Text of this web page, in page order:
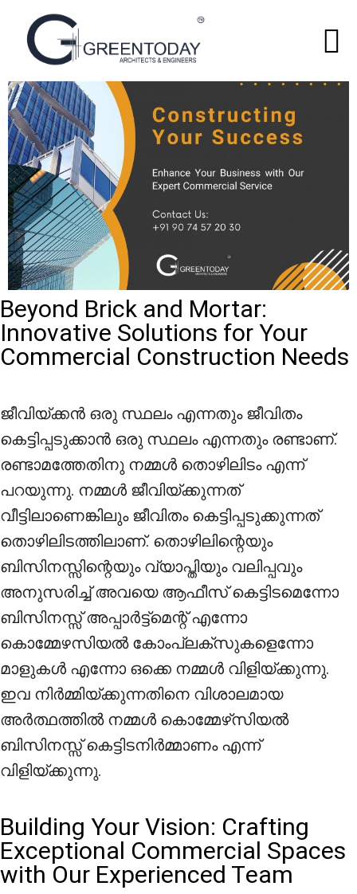
Beyond Brick and Mortar:
Innovative Solutions for Your
Commercial Construction Needs
ജീവിയ്ക്കൻ ഒരു സ്ഥലം എന്നതും ജീവിതം
കെട്ടിപ്പടുക്കാൻ ഒരു സ്ഥലം എന്നതും രണ്ടാണ്.
രണ്ടാമത്തേതിനു നമ്മൾ തൊഴിലിടം എന്ന്
പറയുന്നു. നമ്മൾ ജീവിയ്ക്കുന്നത്
വീട്ടിലാണെങ്കിലും ജീവിതം കെട്ടിപ്പടുക്കുന്നത്
തൊഴിലിടത്തിലാണ്. തൊഴിലിന്റെയും
ബിസിനസ്സിന്റെയും വ്യാപ്തിയും വലിപ്പവും
അനുസരിച്ച് അവയെ ആഫീസ് കെട്ടിടമെന്നോ
ബിസിനസ്സ് അപ്പാർട്ട്മെന്റ് എന്നോ
കൊമ്മേഴസിയൽ കോംപ്ലക്സുകളെന്നോ
മാളുകൾ എന്നോ ഒക്കെ നമ്മൾ വിളിയ്ക്കുന്നു.
ഇവ നിർമ്മിയ്ക്കുന്നതിനെ വിശാലമായ
അർത്ഥത്തിൽ നമ്മൾ കൊമ്മേഴ്‌സിയൽ
ബിസിനസ്സ് കെട്ടിടനിർമ്മാണം എന്ന്
വിളിയ്ക്കുന്നു.
Building Your Vision: Crafting
Exceptional Commercial Spaces
with Our Experienced Team